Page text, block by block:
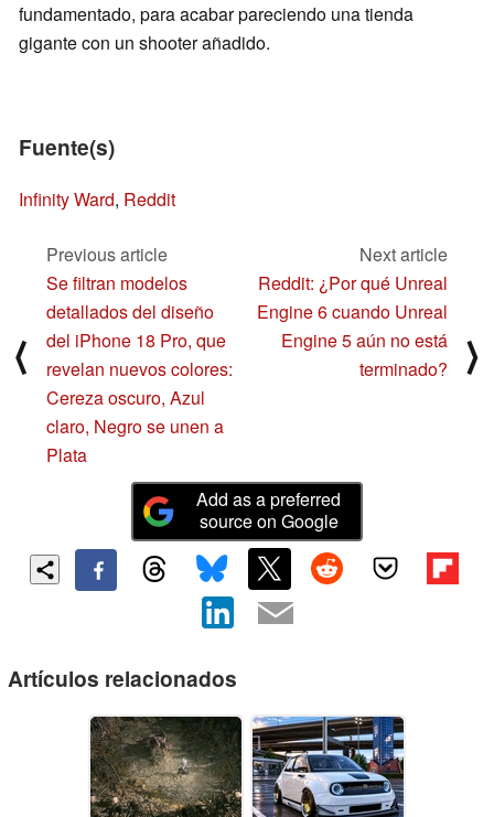
fundamentado, para acabar pareciendo una tienda
gigante con un shooter añadido.
Fuente(s)
Infinity Ward, Reddit
⟨
Previous article
Se filtran modelos
detallados del diseño
del iPhone 18 Pro, que
revelan nuevos colores:
Cereza oscuro, Azul
claro, Negro se unen a
Plata
Next article
Reddit: ¿Por qué Unreal
Engine 6 cuando Unreal
Engine 5 aún no está
terminado?
⟩
Add as a preferred
source on Google
Artículos relacionados